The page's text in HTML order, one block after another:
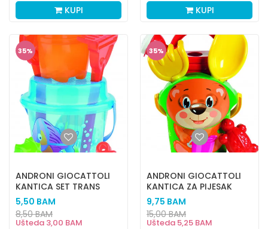
KUPI KUPI
35%
ANDRONI GIOCATTOLI
KANTICA SET TRANS
CRAZY FISH
5,50 BAM
Ušteda 3,00 BAM
8,50BAM
35%
ANDRONI GIOCATTOLI
KANTICA ZA PIJESAK
BABY MEDO
9,75 BAM
Ušteda 5,25 BAM
15,00BAM